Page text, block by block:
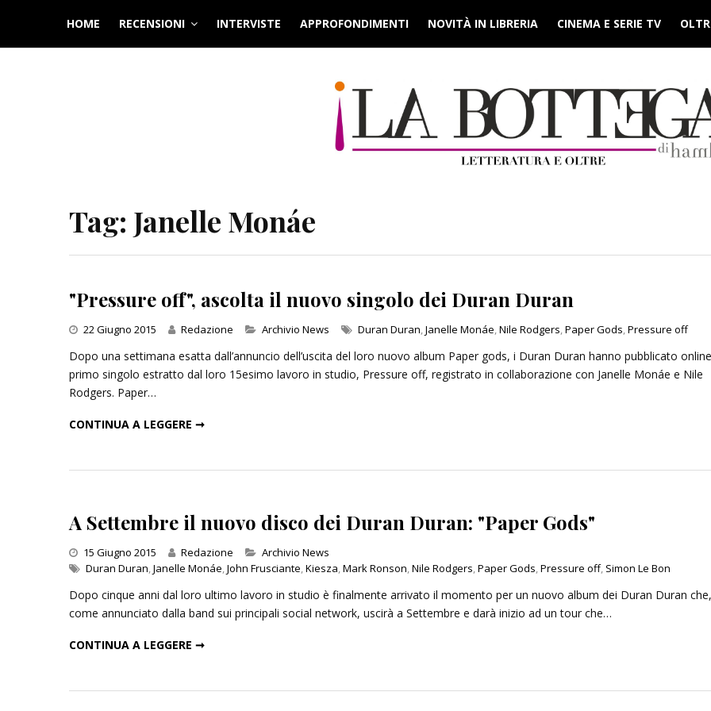
content
HOME RECENSIONI INTERVISTE APPROFONDIMENTI NOVITÀ IN LIBRERIA CINEMA E SERIE TV
Tag: Janelle Monáe
"Pressure off", ascolta il nuovo singolo dei Duran Duran
22 Giugno 2015 Redazione Categories
Archivio News Duran Duran,Janelle Monáe,Nile Rodgers,Paper Gods,Pressure off
Dopo una settimana esatta dall’annuncio dell’uscita del loro nuovo album Paper gods, i Duran Duran hanno pubblicato
primo singolo estratto dal loro 15esimo lavoro in studio, Pressure off, registrato in collaborazione con Janelle Monáe e Nile
Rodgers. Paper…
CONTINUA A LEGGERE ➞
A Settembre il nuovo disco dei Duran Duran: "Paper Gods"
15 Giugno 2015 Redazione Categories
Archivio News
Duran Duran,Janelle Monáe,John Frusciante,Kiesza,Mark Ronson,Nile Rodgers,Paper Gods,Pressure off, Simon Le Bon
Dopo cinque anni dal loro ultimo lavoro in studio è finalmente arrivato il momento per un nuovo album dei Duran Duran che,
come annunciato dalla band sui principali social network, uscirà a Settembre e darà inizio ad un tour che…
CONTINUA A LEGGERE ➞
13 Dicembre 2025 27 Dicembre 2025